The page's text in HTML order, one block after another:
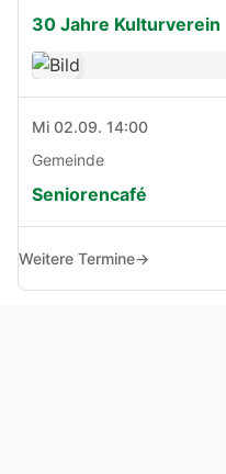
30 Jahre Kulturverein
Mi 02.09. 14:00
Gemeinde
Seniorencafé
Weitere Termine→